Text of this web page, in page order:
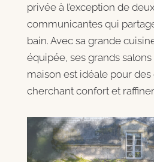
privée à l’exception de
communicantes qui
bain. Avec sa grande
équipée, ses grands
maison est idéale pour
cherchant confort et